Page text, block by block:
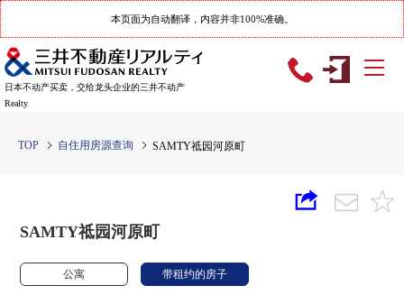
本页面为自动翻译，内容并非100%准确。
日本不动产买卖，交给龙头企业的三井不动产
Realty
TOP 自住用房源查询 SAMTY祗园河原町
SAMTY祗园河原町
公寓 带租约的房子